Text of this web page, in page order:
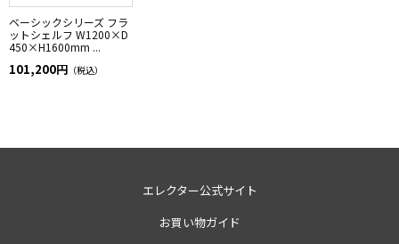
ベーシックシリーズ フラ
ットシェルフ W1200×D
450×H1600mm ...
101,200円 （税込）
エレクター公式サイト
お買い物ガイド